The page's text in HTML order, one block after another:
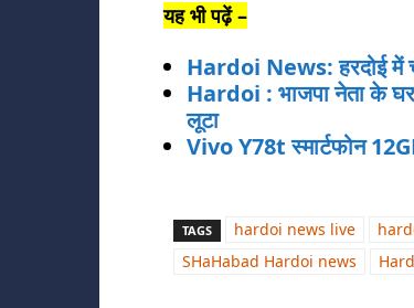
यह भी पढ़ें –
Hardoi News: हरदोई में
Hardoi : भाजपा नेता के घर
लूटा
Vivo Y78t स्‍मार्टफोन
TAGS hardoi news live
SHaHabad Hardoi news